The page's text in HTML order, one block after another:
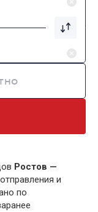
Ростов —
и
по